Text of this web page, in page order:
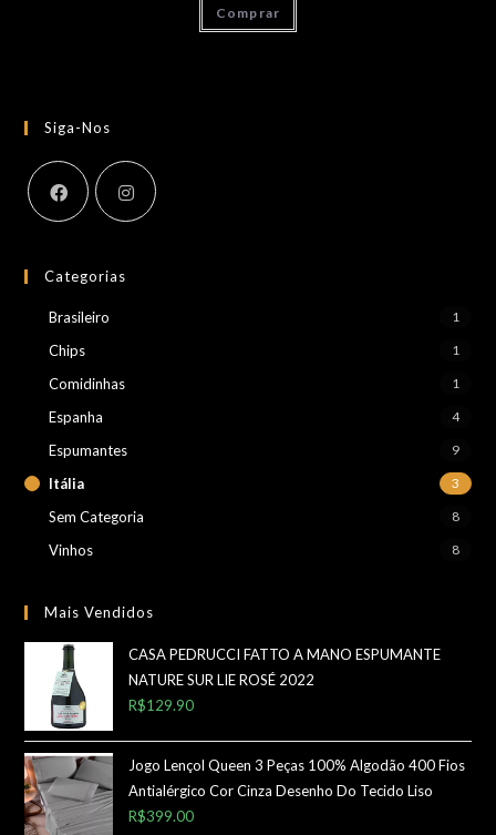
Comprar
Siga-Nos
Categorias
Brasileiro 1
Chips 1
Comidinhas 1
Espanha 4
Espumantes 9
Itália 3
Sem Categoria 8
Vinhos 8
Mais Vendidos
CASA PEDRUCCI FATTO A MANO ESPUMANTE
NATURE SUR LIE ROSÉ 2022
R$129.90
Jogo Lençol Queen 3 Peças 100% Algodão 400 Fios
Antialérgico Cor Cinza Desenho Do Tecido Liso
R$399.00